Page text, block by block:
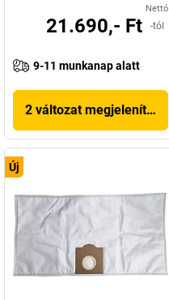
Nettó
21.690,- Ft -tól
9-11 munkanap alatt
2 változat megjelenítése
Új